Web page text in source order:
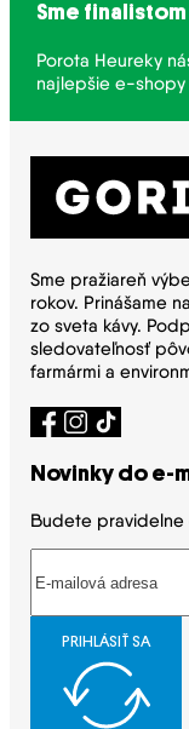
Sme finalistom
Porota Heureky
najlepšie e-shopy
Sme pražiareň
rokov. Prinášame
zo sveta kávy.
sledovateľnosť
farmármi a
Novinky do e-
Budete pravidelne
PRIHLÁSIŤ SA